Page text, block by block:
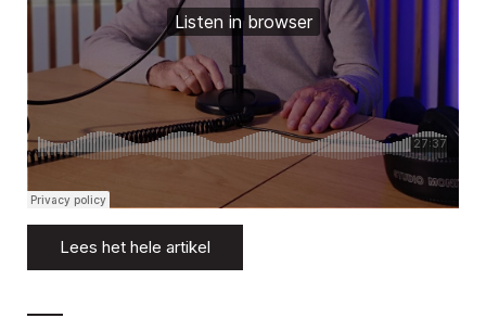
Lees het hele artikel